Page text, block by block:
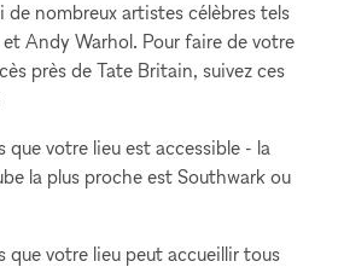
de nombreux artistes célèbres tels
Andy Warhol. Pour faire de votre
près de Tate Britain, suivez ces
que votre lieu est accessible - la
la plus proche est Southwark ou
que votre lieu peut accueillir tous